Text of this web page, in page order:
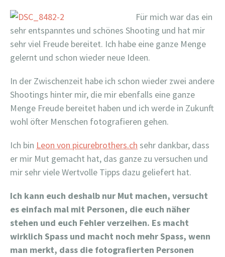
Für mich war das ein
sehr entspanntes und schönes Shooting und hat mir
sehr viel Freude bereitet. Ich habe eine ganze Menge
gelernt und schon wieder neue Ideen.
In der Zwischenzeit habe ich schon wieder zwei andere
Shootings hinter mir, die mir ebenfalls eine ganze
Menge Freude bereitet haben und ich werde in Zukunft
wohl öfter Menschen fotografieren gehen.
Ich bin Leon von picurebrothers.ch sehr dankbar, dass
er mir Mut gemacht hat, das ganze zu versuchen und
mir sehr viele Wertvolle Tipps dazu geliefert hat.
Ich kann euch deshalb nur Mut machen, versucht
es einfach mal mit Personen, die euch näher
stehen und euch Fehler verzeihen. Es macht
wirklich Spass und macht noch mehr Spass, wenn
man merkt, dass die fotografierten Personen